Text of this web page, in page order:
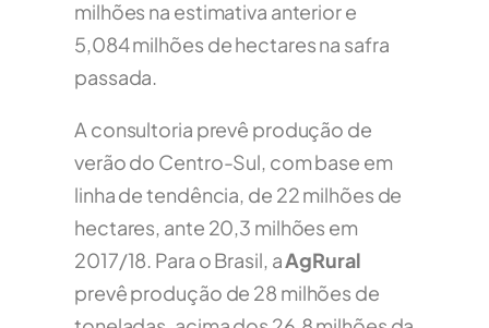
milhões na estimativa anterior e
5,084 milhões de hectares na safra
passada.
A consultoria prevê produção de
verão do Centro-Sul, com base em
linha de tendência, de 22 milhões de
hectares, ante 20,3 milhões em
2017/18. Para o Brasil, aAgRural
prevê produção de 28 milhões de